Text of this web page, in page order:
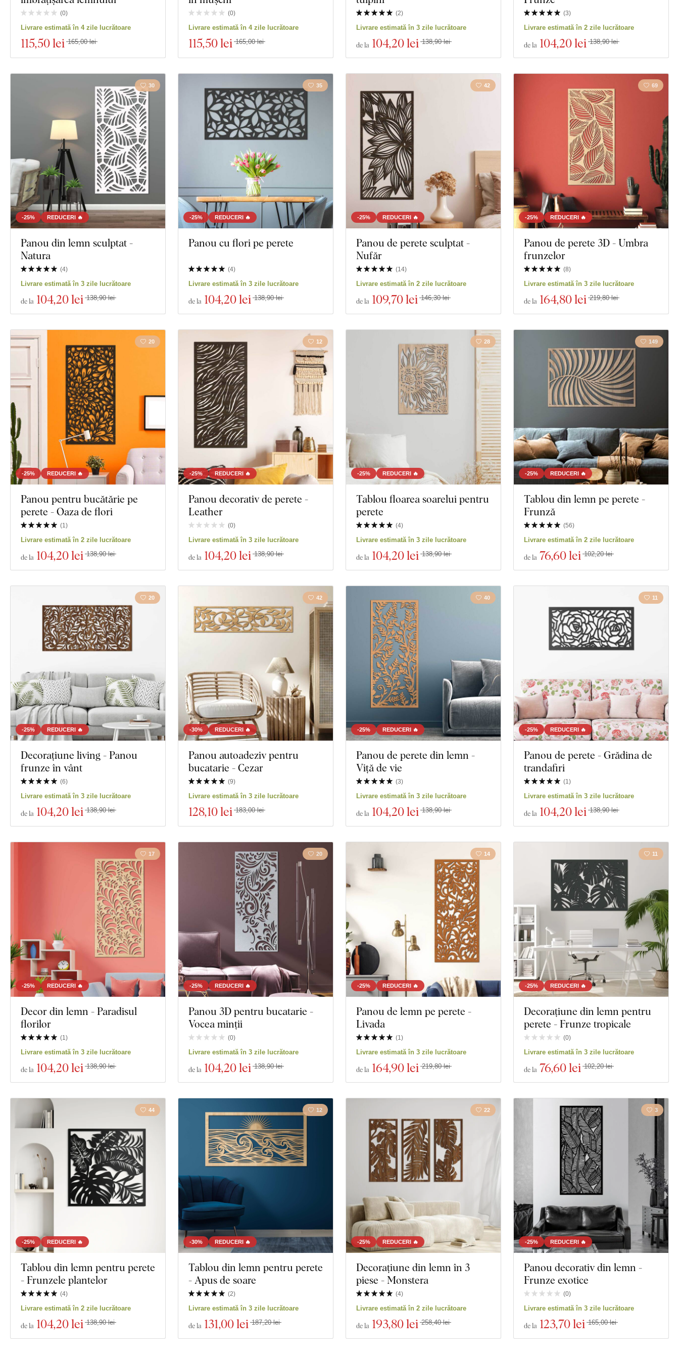
Material
Adâncime
Vizualizare 39 produse Închidere filtrul
(0)
Livrare estimată în 4 zile lucrătoare
115,50 lei 165,00 lei
(0)
Livrare estimată în 4 zile lucrătoare
115,50 lei 165,00 lei
(2)
Livrare estimată în 3 zile lucrătoare
de la 104,20 lei 138,90 lei
(3)
Livrare estimată în 2 zile lucrătoare
de la 104,20 lei 138,90 lei
-25% REDUCERI 🔥
30
Panou din lemn sculptat -
Natura
(4)
Livrare estimată în 3 zile lucrătoare
de la 104,20 lei 138,90 lei
-25% REDUCERI 🔥
35
Panou cu flori pe perete
(4)
Livrare estimată în 3 zile lucrătoare
de la 104,20 lei 138,90 lei
-25% REDUCERI 🔥
42
Panou de perete sculptat -
Nufăr
(14)
Livrare estimată în 2 zile lucrătoare
de la 109,70 lei 146,30 lei
-25% REDUCERI 🔥
69
Panou de perete 3D - Umbra
frunzelor
(8)
Livrare estimată în 3 zile lucrătoare
de la 164,80 lei 219,80 lei
-25% REDUCERI 🔥
20
Panou pentru bucătărie pe
perete - Oaza de flori
(1)
Livrare estimată în 2 zile lucrătoare
de la 104,20 lei 138,90 lei
-25% REDUCERI 🔥
12
Panou decorativ de perete -
Leather
(0)
Livrare estimată în 3 zile lucrătoare
de la 104,20 lei 138,90 lei
-25% REDUCERI 🔥
28
Tablou floarea soarelui pentru
perete
(4)
Livrare estimată în 3 zile lucrătoare
de la 104,20 lei 138,90 lei
-25% REDUCERI 🔥
149
Tablou din lemn pe perete -
Frunză
(56)
Livrare estimată în 2 zile lucrătoare
de la 76,60 lei 102,20 lei
-25% REDUCERI 🔥
20
Decorațiune living - Panou
frunze în vânt
(6)
Livrare estimată în 3 zile lucrătoare
de la 104,20 lei 138,90 lei
-30% REDUCERI 🔥
42
Panou autoadeziv pentru
bucatarie - Cezar
(9)
Livrare estimată în 3 zile lucrătoare
128,10 lei 183,00 lei
-25% REDUCERI 🔥
40
Panou de perete din lemn -
Viță de vie
(3)
Livrare estimată în 3 zile lucrătoare
de la 104,20 lei 138,90 lei
-25% REDUCERI 🔥
11
Panou de perete - Grădina de
trandafiri
(1)
Livrare estimată în 3 zile lucrătoare
de la 104,20 lei 138,90 lei
-25% REDUCERI 🔥
17
Decor din lemn - Paradisul
florilor
(1)
Livrare estimată în 3 zile lucrătoare
de la 104,20 lei 138,90 lei
-25% REDUCERI 🔥
20
Panou 3D pentru bucatarie -
Vocea minții
(0)
Livrare estimată în 3 zile lucrătoare
de la 104,20 lei 138,90 lei
-25% REDUCERI 🔥
14
Panou de lemn pe perete -
Livada
(1)
Livrare estimată în 3 zile lucrătoare
de la 164,90 lei 219,80 lei
-25% REDUCERI 🔥
11
Decorațiune din lemn pentru
perete - Frunze tropicale
(0)
Livrare estimată în 3 zile lucrătoare
de la 76,60 lei 102,20 lei
-25% REDUCERI 🔥
44
Tablou din lemn pentru perete
- Frunzele plantelor
(4)
Livrare estimată în 2 zile lucrătoare
de la 104,20 lei 138,90 lei
-30% REDUCERI 🔥
12
Tablou din lemn pentru perete
- Apus de soare
(2)
Livrare estimată în 3 zile lucrătoare
de la 131,00 lei 187,20 lei
-25% REDUCERI 🔥
22
Decorațiune din lemn în 3
piese - Monstera
(4)
Livrare estimată în 2 zile lucrătoare
de la 193,80 lei 258,40 lei
-25% REDUCERI 🔥
3
Panou decorativ din lemn -
Frunze exotice
(0)
Livrare estimată în 3 zile lucrătoare
de la 123,70 lei 165,00 lei